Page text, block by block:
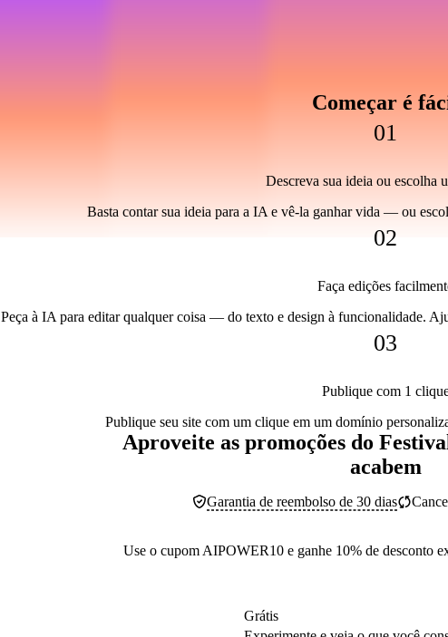
Começar é
01
Descreva sua ideia ou escolha
Basta contar sua ideia para a IA e vê-la ganhar vida — ou
02
Faça edições
Peça à IA para editar qualquer coisa — do texto e design à funcionalidade.
03
Publique com 1
Publique seu site com um clique em um domínio
Aproveite as promoções do
acabem
Garantia de reembolso de 30 dias
Use o cupom AIPOWER10 e ganhe 10% de desconto
Grátis